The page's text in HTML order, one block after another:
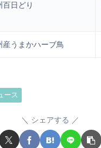
百日どり
産うまかハーブ鳥
ース
シェアする